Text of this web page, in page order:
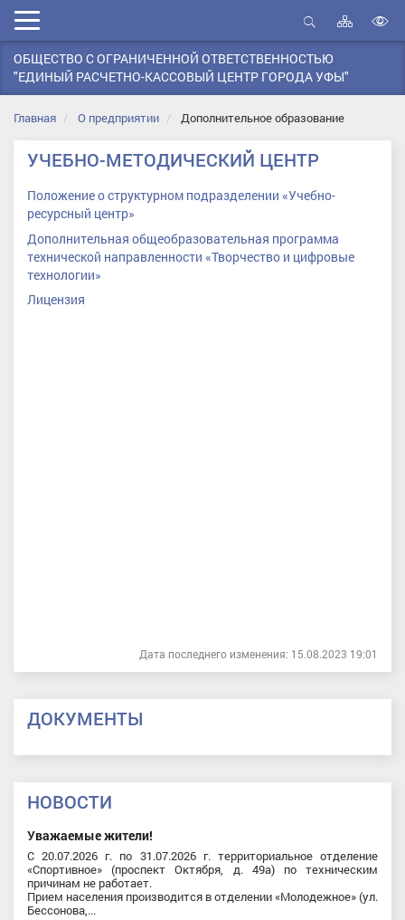
Мобильное
меню
Открыть
поиск
Карта
сайта
ОБЩЕСТВО С ОГРАНИЧЕННОЙ ОТВЕТСТВЕННОСТЬЮ
"ЕДИНЫЙ РАСЧЕТНО-КАССОВЫЙ ЦЕНТР ГОРОДА УФЫ"
Главная О предприятии Дополнительное образование
УЧЕБНО-МЕТОДИЧЕСКИЙ ЦЕНТР
Положение о структурном подразделении «Учебно-
ресурсный центр»
Дополнительная общеобразовательная программа
технической направленности «Творчество и цифровые
технологии»
Лицензия
Дата последнего изменения: 15.08.2023 19:01
ДОКУМЕНТЫ
НОВОСТИ
Уважаемые жители!
С 20.07.2026 г. по 31.07.2026 г. территориальное отделение
«Спортивное» (проспект Октября, д. 49а) по техническим
причинам не работает.
Прием населения производится в отделении «Молодежное» (ул.
Бессонова,...